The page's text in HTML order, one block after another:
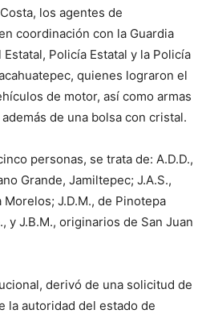
los agentes de
coordinación con la Guardia
Policía Estatal y la Policía
quienes lograron el
de motor, así como armas
de una bolsa con cristal.
personas, se trata de: A.D.D.,
Grande, Jamiltepec; J.A.S.,
J.D.M., de Pinotepa
y J.B.M., originarios de San Juan
derivó de una solicitud de
la autoridad del estado de